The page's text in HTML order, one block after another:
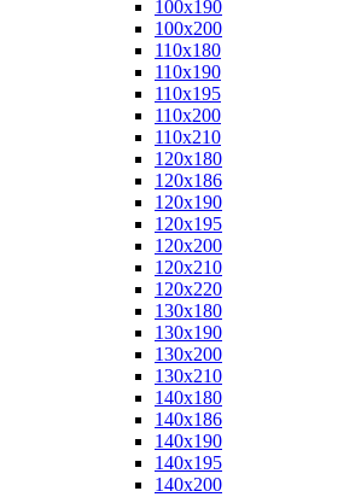
100x190
100x200
110x180
110x190
110x195
110x200
110x210
120x180
120x186
120x190
120x195
120x200
120x210
120x220
130x180
130x190
130x200
130x210
140x180
140x186
140x190
140x195
140x200